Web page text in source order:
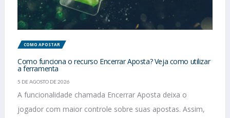
COMO APOSTAR
Como funciona o recurso Encerrar Aposta? Veja como utilizar
a ferramenta
5 DE AGOSTO DE 2026
A funcionalidade chamada Encerrar Aposta deixa o
jogador com maior controle sobre suas apostas. Assim,